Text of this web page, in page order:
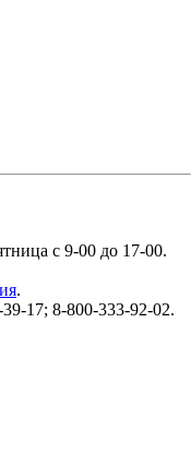
с 9-00 до 17-00.
.
17; 8-800-333-92-02.